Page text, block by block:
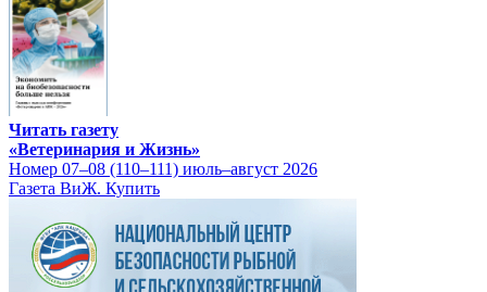
Читать газету
«Ветеринария и Жизнь»
Номер 07–08 (110–111) июль–август 2026
Газета ВиЖ. Купить